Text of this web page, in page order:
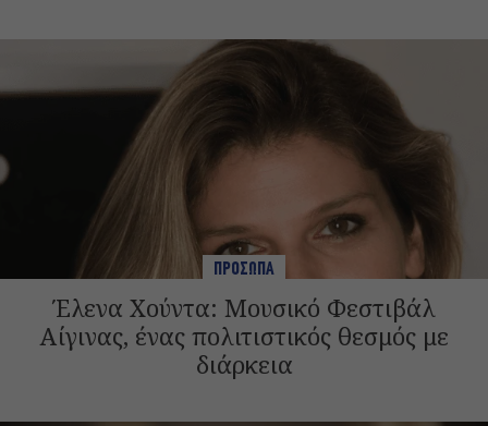
ΠΡΟΣΩΠΑ
Έλενα Χούντα: Μουσικό Φεστιβάλ
Αίγινας, ένας πολιτιστικός θεσμός με
διάρκεια